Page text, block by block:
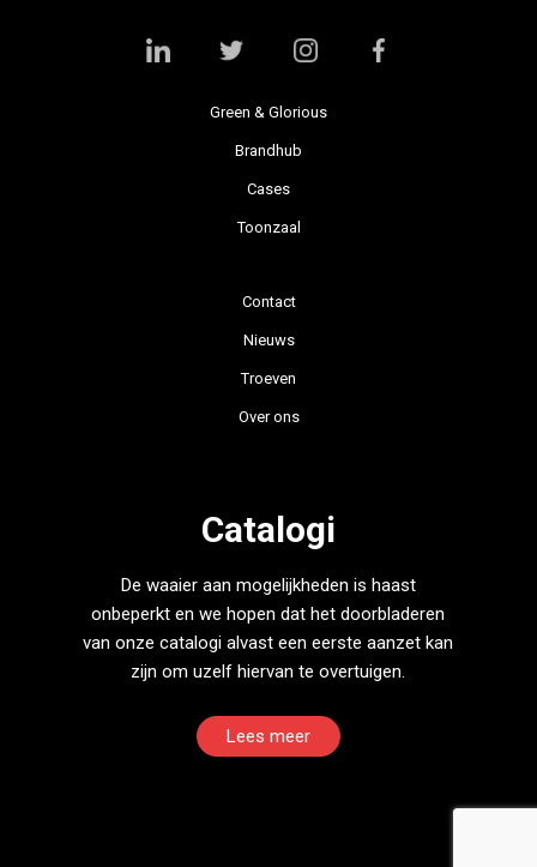
Green & Glorious
Brandhub
Cases
Toonzaal
Contact
Nieuws
Troeven
Over ons
Catalogi
De waaier aan mogelijkheden is haast
onbeperkt en we hopen dat het doorbladeren
van onze catalogi alvast een eerste aanzet kan
zijn om uzelf hiervan te overtuigen.
Lees meer